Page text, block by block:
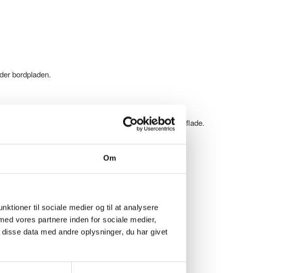
Om
til sociale medier og til at analysere
vores partnere inden for sociale medier,
data med andre oplysninger, du har givet
bordpladen.
er yderst holdbar og nem at rengøre. Flot mat overflade.
af hullet af kanten på affaldsindkastet.
til at opsamle affaldet eller andre ting der indkastes.